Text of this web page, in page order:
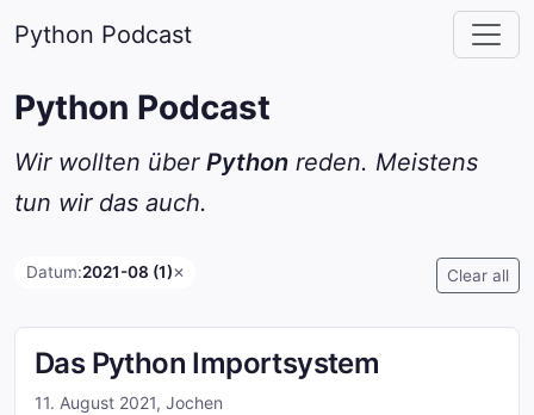
Python Podcast
Python Podcast
Wir wollten über Python reden. Meistens
tun wir das auch.
Datum:2021-08 (1)✕ Clear all
Das Python Importsystem
11. August 2021, Jochen